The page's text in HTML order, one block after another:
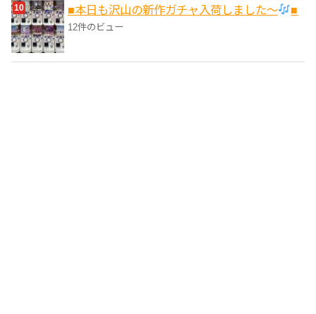
■本日も沢山の新作ガチャ入荷しました〜 ■
12件のビュー